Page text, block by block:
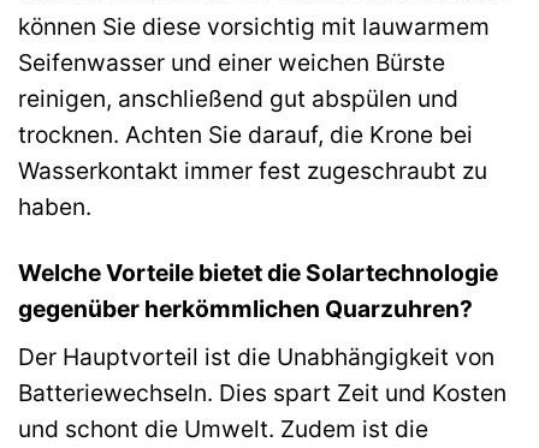
können Sie diese vorsichtig mit lauwarmem
Seifenwasser und einer weichen Bürste
reinigen, anschließend gut abspülen und
trocknen. Achten Sie darauf, die Krone bei
Wasserkontakt immer fest zugeschraubt zu
haben.
Welche Vorteile bietet die Solartechnologie
gegenüber herkömmlichen Quarzuhren?
Der Hauptvorteil ist die Unabhängigkeit von
Batteriewechseln. Dies spart Zeit und Kosten
und schont die Umwelt. Zudem ist die